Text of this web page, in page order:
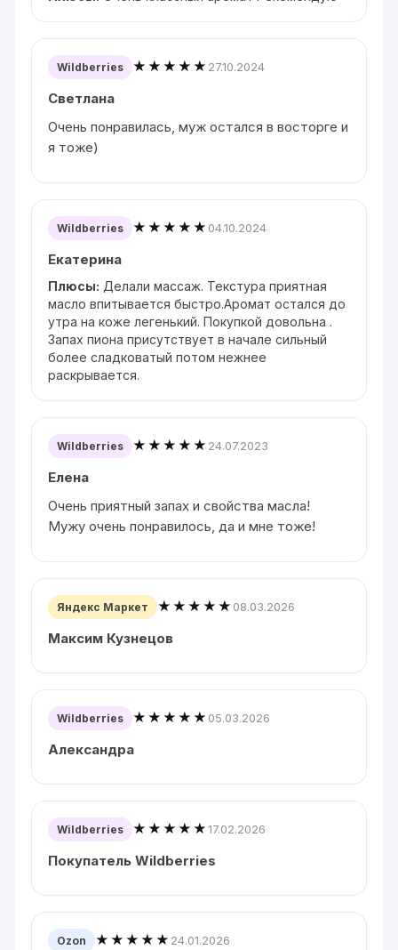
Wildberries ★★★★★ 27.10.2024
Светлана
Очень понравилась, муж остался в восторге и
я тоже)
Wildberries ★★★★★ 04.10.2024
Екатерина
Плюсы: Делали массаж. Текстура приятная
масло впитывается быстро.Аромат остался до
утра на коже легенький. Покупкой довольна .
Запах пиона присутствует в начале сильный
более сладковатый потом нежнее
раскрывается.
Wildberries ★★★★★ 24.07.2023
Елена
Очень приятный запах и свойства масла!
Мужу очень понравилось, да и мне тоже!
Яндекс Маркет ★★★★★ 08.03.2026
Максим Кузнецов
Wildberries ★★★★★ 05.03.2026
Александра
Wildberries ★★★★★17.02.2026
Покупатель Wildberries
Ozon ★★★★★ 24.01.2026